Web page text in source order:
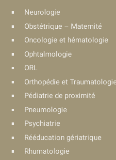
Neurologie
Obstétrique – Maternité
Oncologie et hématologie
Ophtalmologie
ORL
Orthopédie et
Pédiatrie de proximité
Pneumologie
Psychiatrie
Rééducation gériatrique
Rhumatologie